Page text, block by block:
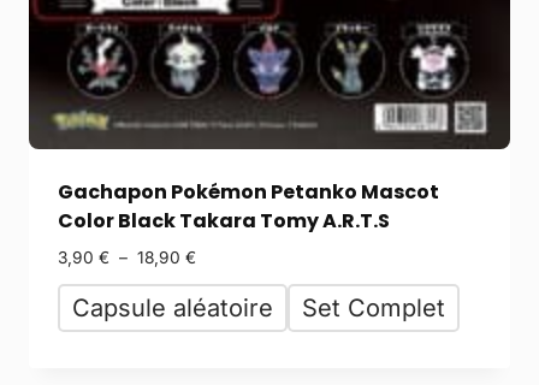
Gachapon Pokémon Petanko Mascot
Color Black Takara Tomy A.R.T.S
3,90 € – 18,90 €
Capsule aléatoire Set Complet